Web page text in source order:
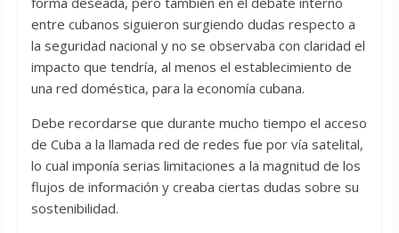
entre cubanos siguieron surgiendo dudas respecto a
la seguridad nacional y no se observaba con claridad el
impacto que tendría, al menos el establecimiento de
una red doméstica, para la economía cubana.
Debe recordarse que durante mucho tiempo el acceso
de Cuba a la llamada red de redes fue por vía satelital,
lo cual imponía serias limitaciones a la magnitud de los
flujos de información y creaba ciertas dudas sobre su
sostenibilidad.